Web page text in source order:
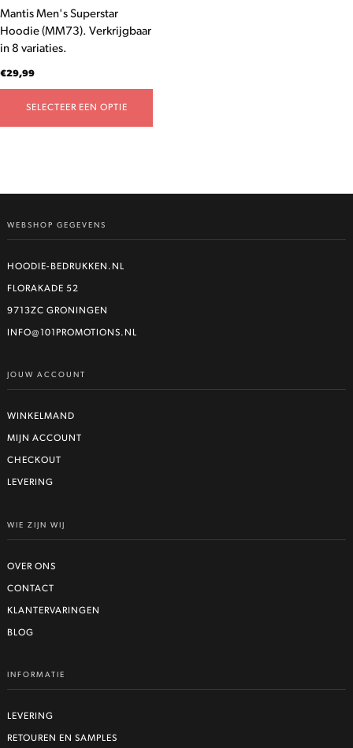
Mantis Men's Superstar
Hoodie (MM73). Verkrijgbaar
in 8 variaties.
€29,99
SELECTEER EEN OPTIE
op
de
productpagina
WEBSHOP GEGEVENS
HOODIE-BEDRUKKEN.NL
FLORAKADE 52
9713ZC GRONINGEN
INFO@101PROMOTIONS.NL
JOUW ACCOUNT
WINKELMAND
MIJN ACCOUNT
CHECKOUT
LEVERING
WIE ZIJN WIJ
OVER ONS
CONTACT
KLANTERVARINGEN
BLOG
INFORMATIE
LEVERING
RETOUREN EN SAMPLES